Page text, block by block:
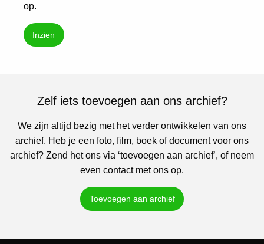
op.
Inzien
Zelf iets toevoegen aan ons archief?
We zijn altijd bezig met het verder ontwikkelen van ons
archief. Heb je een foto, film, boek of document voor ons
archief? Zend het ons via ‘toevoegen aan archief’, of neem
even contact met ons op.
Toevoegen aan archief